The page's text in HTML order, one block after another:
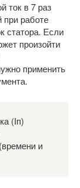
ток в 7 раз
при работе
статора. Если
произойти
применить
(Iп)
и